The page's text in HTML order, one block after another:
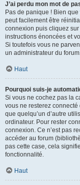
J’ai perdu mon mot de
Pas de panique ! Bien
peut facilement être
connexion puis cliquez sur
instructions énoncées et
Si toutefois vous ne
un administrateur du
Haut
Pourquoi suis-je
Si vous ne cochez pas la
vous ne resterez
que quelqu’un d’autre
ordinateur. Pour rester
connexion. Ce n’est pas
accéder au forum
pas cette case, cela
fonctionnalité.
Haut